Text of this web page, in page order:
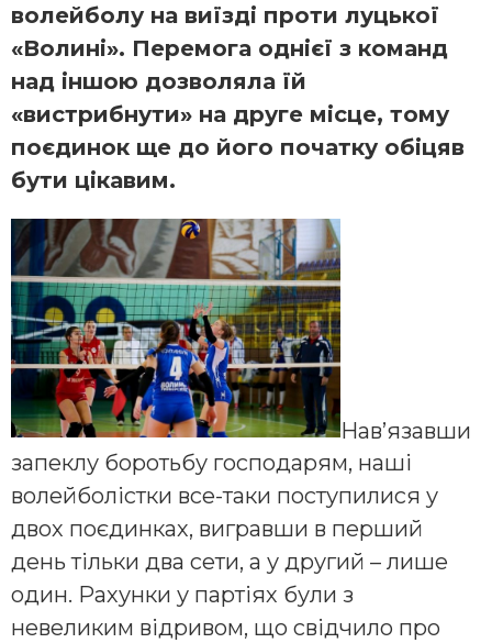
волейболу на виїзді проти луцької
«Волині». Перемога однієї з команд
над іншою дозволяла їй
«вистрибнути» на друге місце, тому
поєдинок ще до його початку обіцяв
бути цікавим.
Нав’язавши
запеклу боротьбу господарям, наші
волейболістки все-таки поступилися у
двох поєдинках, вигравши в перший
день тільки два сети, а у другий – лише
один. Рахунки у партіях були з
невеликим відривом, що свідчило про